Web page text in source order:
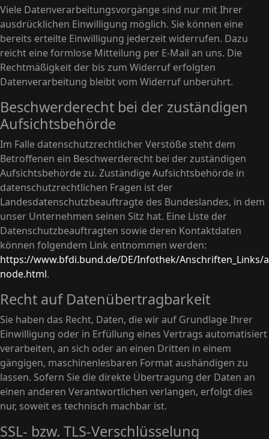
Viele Datenverarbeitungsvorgänge sind nur mit Ihrer
ausdrücklichen Einwilligung möglich. Sie können eine
bereits erteilte Einwilligung jederzeit widerrufen. Dazu
reicht eine formlose Mitteilung per E-Mail an uns. Die
Rechtmäßigkeit der bis zum Widerruf erfolgten
Datenverarbeitung bleibt vom Widerruf unberührt.
Beschwerderecht bei der zuständigen
Aufsichtsbehörde
Im Falle datenschutzrechtlicher Verstöße steht dem
Betroffenen ein Beschwerderecht bei der zuständigen
Aufsichtsbehörde zu. Zuständige Aufsichtsbehörde in
datenschutzrechtlichen Fragen ist der
Landesdatenschutzbeauftragte des Bundeslandes, in dem
unser Unternehmen seinen Sitz hat. Eine Liste der
Datenschutzbeauftragten sowie deren Kontaktdaten
können folgendem Link entnommen werden:
https://www.bfdi.bund.de/DE/Infothek/Anschriften_Links/
node.html.
Recht auf Datenübertragbarkeit
Sie haben das Recht, Daten, die wir auf Grundlage Ihrer
Einwilligung oder in Erfüllung eines Vertrags automatisiert
verarbeiten, an sich oder an einen Dritten in einem
gängigen, maschinenlesbaren Format aushändigen zu
lassen. Sofern Sie die direkte Übertragung der Daten an
einen anderen Verantwortlichen verlangen, erfolgt dies
nur, soweit es technisch machbar ist.
SSL- bzw. TLS-Verschlüsselung